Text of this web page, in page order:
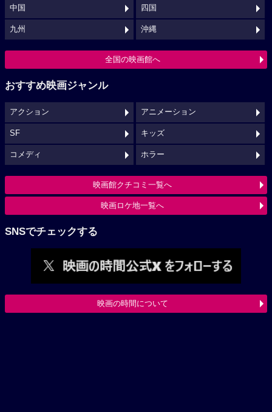
中国 四国
九州 沖縄
全国の映画館へ
おすすめ映画ジャンル
アクション アニメーション
SF キッズ
コメディ ホラー
映画館クチコミ一覧へ
映画ロケ地一覧へ
SNSでチェックする
映画の時間について